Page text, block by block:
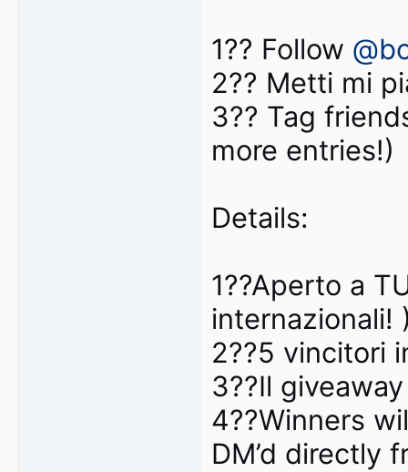
1?? Follow
2?? Metti mi
3?? Tag
more entries!)
Details:
1??Aperto a
internazionali!
2??5 vincitori
3??Il
4??Winners
DM’d directly